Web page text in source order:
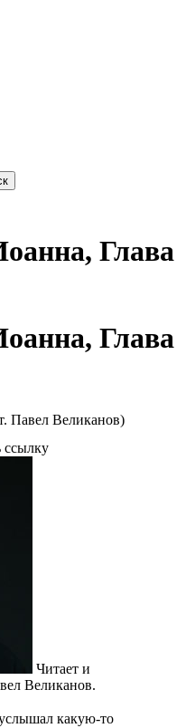
Глава
Глава
Павел Великанов)
Читает и
Великанов.
какую-то